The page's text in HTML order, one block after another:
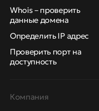
Whois – проверить
данные домена
Определить IP адрес
Проверить порт на
доступность
Компания